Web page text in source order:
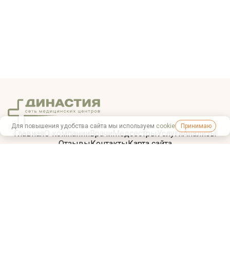
ГлавнаяО компанииВрачиМедсестрыУслугиАнализы
ОтзывыКонтактыКарта сайта
Для повышения удобства сайта мы используем cookie Принимаю